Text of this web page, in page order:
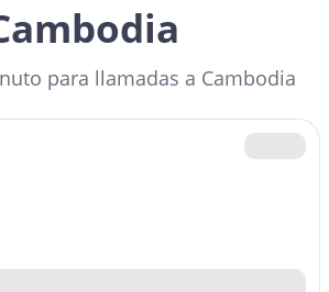
para llamadas a Cambodia